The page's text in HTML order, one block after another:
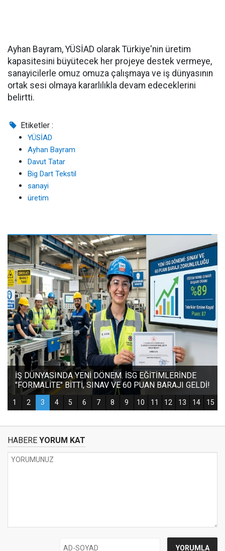
Ayhan Bayram, YÜSİAD olarak Türkiye'nin üretim
kapasitesini büyütecek her projeye destek vermeye,
sanayicilerle omuz omuza çalışmaya ve iş dünyasının
ortak sesi olmaya kararlılıkla devam edeceklerini
belirtti.
Etiketler :
YÜSİAD
Ayhan Bayram
Davut Tatar
Big Dart Tekstil
sanayi
üretim
HABERE YORUM KAT